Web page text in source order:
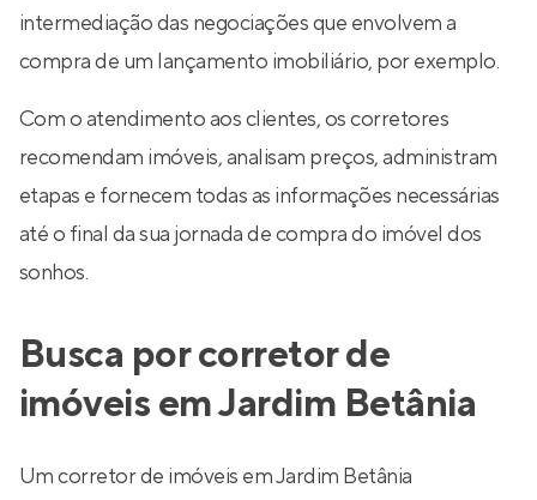
intermediação das negociações que envolvem a
compra de um lançamento imobiliário, por exemplo.
Com o atendimento aos clientes, os corretores
recomendam imóveis, analisam preços, administram
etapas e fornecem todas as informações necessárias
até o final da sua jornada de compra do imóvel dos
sonhos.
Busca por corretor de
imóveis em Jardim Betânia
Um corretor de imóveis em Jardim Betânia